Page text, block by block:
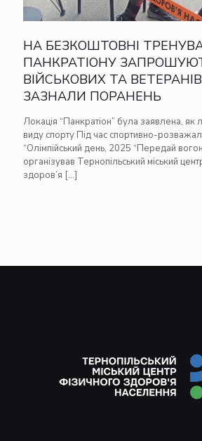
НА БЕЗКОШТОВНІ
ПАНКРАТІОНУ
ВІЙСЬКОВИХ ТА
ЗАЗНАЛИ ПОРАНЕНЬ
Локація “Панкратіон” була заявлена, як
виду спорту Під час спортивно-
“Олімпійський день, 2025 “Передай
організував Тернопільський міський
здоров’я […]